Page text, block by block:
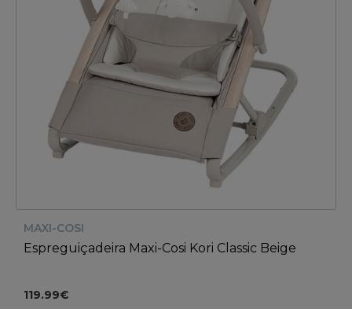
MAXI-COSI
Espreguiçadeira Maxi-Cosi Kori Classic Beige
119.99€